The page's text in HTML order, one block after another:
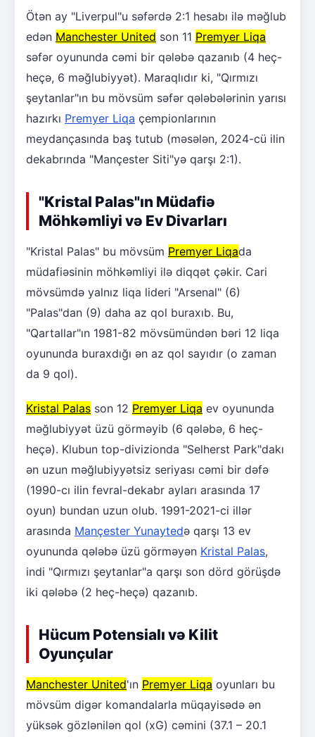
Ötən ay "Liverpul"u səfərdə 2:1 hesabı ilə məğlub
edən Manchester United son 11 Premyer Liqa
səfər oyununda cəmi bir qələbə qazanıb (4 heç-
heçə, 6 məğlubiyyət). Maraqlıdır ki, "Qırmızı
şeytanlar"ın bu mövsüm səfər qələbələrinin yarısı
hazırkı Premyer Liqa çempionlarının
meydançasında baş tutub (məsələn, 2024-cü ilin
dekabrında "Mançester Siti"yə qarşı 2:1).
"Kristal Palas"ın Müdafiə
Möhkəmliyi və Ev Divarları
"Kristal Palas" bu mövsüm Premyer Liqada
müdafiəsinin möhkəmliyi ilə diqqət çəkir. Cari
mövsümdə yalnız liqa lideri "Arsenal" (6)
"Palas"dan (9) daha az qol buraxıb. Bu,
"Qartallar"ın 1981-82 mövsümündən bəri 12 liqa
oyununda buraxdığı ən az qol sayıdır (o zaman
da 9 qol).
Kristal Palas son 12 Premyer Liqa ev oyununda
məğlubiyyət üzü görməyib (6 qələbə, 6 heç-
heçə). Klubun top-divizionda "Selherst Park"dakı
ən uzun məğlubiyyətsiz seriyası cəmi bir dəfə
(1990-cı ilin fevral-dekabr ayları arasında 17
oyun) bundan uzun olub. 1991-2021-ci illər
arasında Mançester Yunaytedə qarşı 13 ev
oyununda qələbə üzü görməyən Kristal Palas,
indi "Qırmızı şeytanlar"a qarşı son dörd görüşdə
iki qələbə (2 heç-heçə) qazanıb.
Hücum Potensialı və Kilit
Oyunçular
Manchester United'ın Premyer Liqa oyunları bu
mövsüm digər komandalarla müqayisədə ən
yüksək gözlənilən qol (xG) cəmini (37.1 – 20.1